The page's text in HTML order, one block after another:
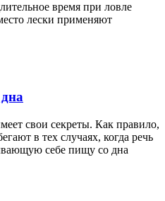
время при ловле
лески применяют
свои секреты. Как правило,
в тех случаях, когда речь
себе пищу со дна